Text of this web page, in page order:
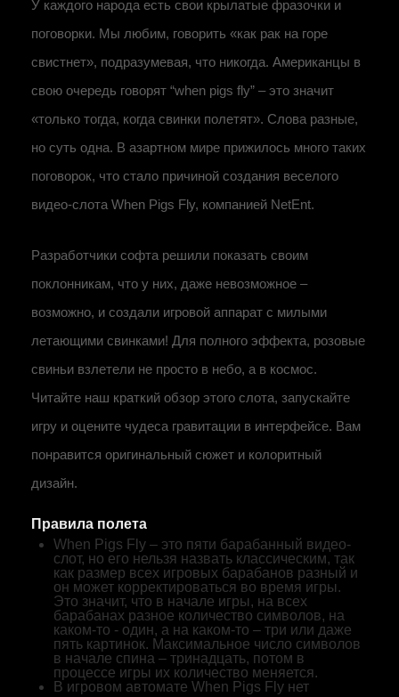
У каждого народа есть свои крылатые фразочки и
поговорки. Мы любим, говорить «как рак на горе
свистнет», подразумевая, что никогда. Американцы в
свою очередь говорят “when pigs fly” – это значит
«только тогда, когда свинки полетят». Слова разные,
но суть одна. В азартном мире прижилось много таких
поговорок, что стало причиной создания веселого
видео-слота When Pigs Fly, компанией NetEnt.
Разработчики софта решили показать своим
поклонникам, что у них, даже невозможное –
возможно, и создали игровой аппарат с милыми
летающими свинками! Для полного эффекта, розовые
свиньи взлетели не просто в небо, а в космос.
Читайте наш краткий обзор этого слота, запускайте
игру и оцените чудеса гравитации в интерфейсе. Вам
понравится оригинальный сюжет и колоритный
дизайн.
Правила полета
When Pigs Fly – это пяти барабанный видео-
слот, но его нельзя назвать классическим, так
как размер всех игровых барабанов разный и
он может корректироваться во время игры.
Это значит, что в начале игры, на всех
барабанах разное количество символов, на
каком-то - один, а на каком-то – три или даже
пять картинок. Максимальное число символов
в начале спина – тринадцать, потом в
процессе игры их количество меняется.
В игровом автомате When Pigs Fly нет